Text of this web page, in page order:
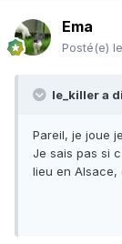
Ema
Posté(e)
le_killer a
Pareil, je joue
Je sais pas si
lieu en Alsace,